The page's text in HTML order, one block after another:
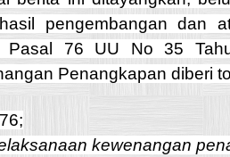
pengembangan dan
Pasal 76 UU No 35
Penangkapan diberi
kewenangan